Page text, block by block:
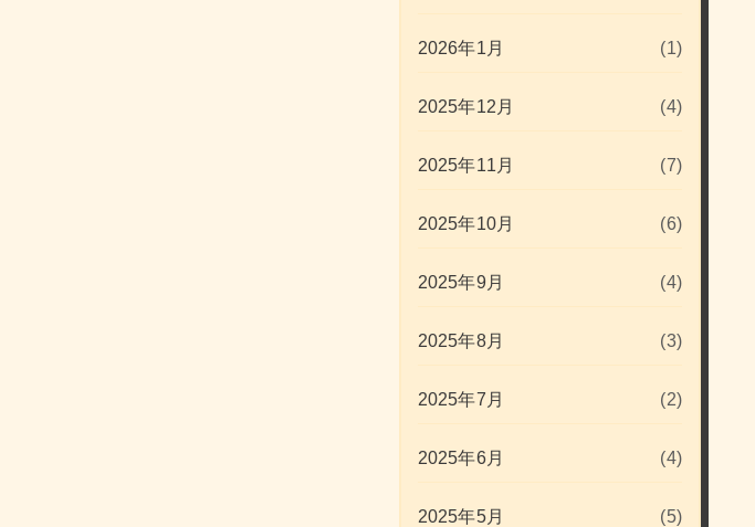
2026年1月 (1)
2025年12月 (4)
2025年11月 (7)
2025年10月 (6)
2025年9月 (4)
2025年8月 (3)
2025年7月 (2)
2025年6月 (4)
2025年5月 (5)